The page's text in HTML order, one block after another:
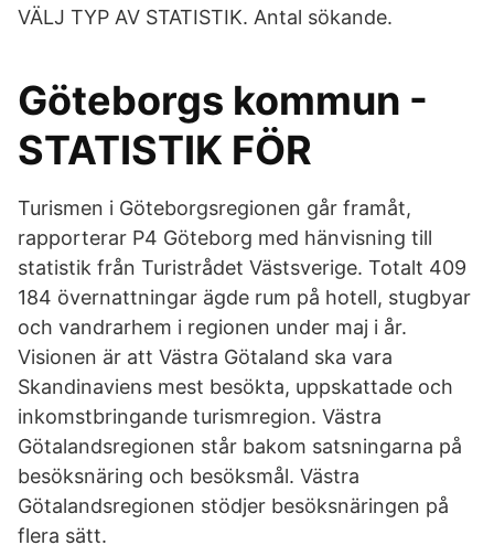
VÄLJ TYP AV STATISTIK. Antal sökande.
Göteborgs kommun -
STATISTIK FÖR
Turismen i Göteborgsregionen går framåt,
rapporterar P4 Göteborg med hänvisning till
statistik från Turistrådet Västsverige. Totalt 409
184 övernattningar ägde rum på hotell, stugbyar
och vandrarhem i regionen under maj i år.
Visionen är att Västra Götaland ska vara
Skandinaviens mest besökta, uppskattade och
inkomstbringande turismregion. Västra
Götalandsregionen står bakom satsningarna på
besöksnäring och besöksmål. Västra
Götalandsregionen stödjer besöksnäringen på
flera sätt.